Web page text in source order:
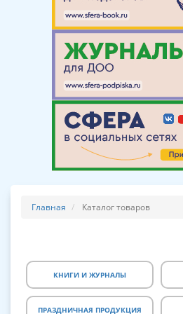
Главная Каталог товаров
КНИГИ И ЖУРНАЛЫ
ПРАЗДНИЧНАЯ ПРОДУКЦИЯ